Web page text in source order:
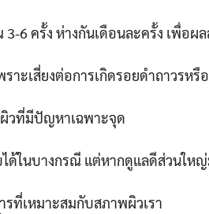
6 ครั้ง ห่างกันเดือนละครั้ง เพื่อ
าะเสี่ยงต่อการเกิดรอยดำถาวรหรื
วที่มีปัญหาเฉพาะจุด
ด้ในบางกรณี แต่หากดูแลดีส่วนใหญ่
ที่เหมาะสมกับสภาพผิวเรา